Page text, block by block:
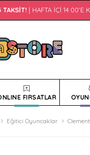
| HAFTA İÇI 14:00'E
FIRSATLAR
Eğitici Oyuncaklar